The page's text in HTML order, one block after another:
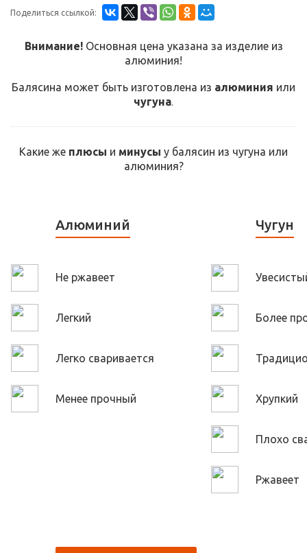
Поделиться ссылкой:
Внимание! Основная цена указана за изделие из
алюминия!
Балясина может быть изготовлена из алюминия или
чугуна.
Какие же плюсы и минусы у балясин из чугуна или
алюминия?
Алюминий Чугун
Не ржавеет
Легкий Более
Легко сваривается
Менее прочный Хрупкий
Плохо
Ржавеет